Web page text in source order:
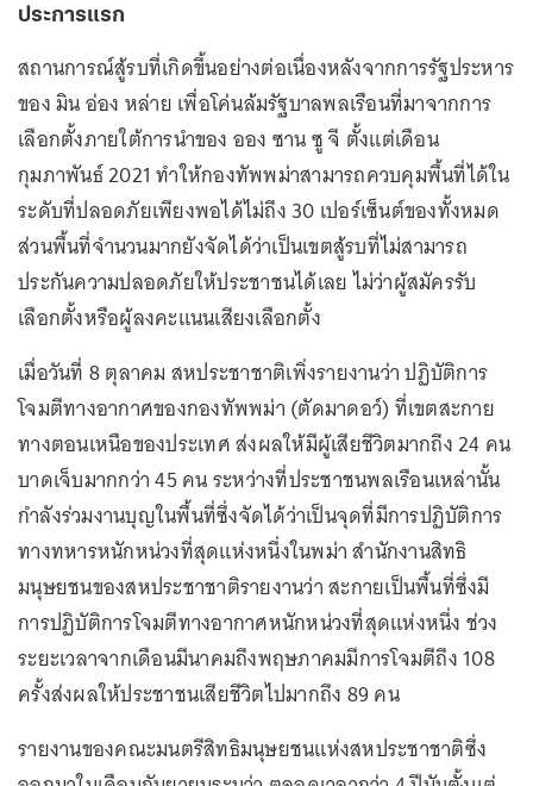
ประการแรก
สถานการณ์สู้รบที่เกิดขึ้นอย่างต่อเนื่องหลังจากการรัฐประหาร
ของ มิน อ่อง หล่าย เพื่อโค่นล้มรัฐบาลพลเรือนที่มาจากการ
เลือกตั้งภายใต้การนำของ ออง ซาน ซู จี ตั้งแต่เดือน
กุมภาพันธ์ 2021 ทำให้กองทัพพม่าสามารถควบคุมพื้นที่ได้ใน
ระดับที่ปลอดภัยเพียงพอได้ไม่ถึง 30 เปอร์เซ็นต์ของทั้งหมด
ส่วนพื้นที่จำนวนมากยังจัดได้ว่าเป็นเขตสู้รบที่ไม่สามารถ
ประกันความปลอดภัยให้ประชาชนได้เลย ไม่ว่าผู้สมัครรับ
เลือกตั้งหรือผู้ลงคะแนนเสียงเลือกตั้ง
เมื่อวันที่ 8 ตุลาคม สหประชาชาติเพิ่งรายงานว่า ปฏิบัติการ
โจมตีทางอากาศของกองทัพพม่า (ตัดมาดอว์) ที่เขตสะกาย
ทางตอนเหนือของประเทศ ส่งผลให้มีผู้เสียชีวิตมากถึง 24 คน
บาดเจ็บมากกว่า 45 คน ระหว่างที่ประชาชนพลเรือนเหล่านั้น
กำลังร่วมงานบุญในพื้นที่ซึ่งจัดได้ว่าเป็นจุดที่มีการปฏิบัติการ
ทางทหารหนักหน่วงที่สุดแห่งหนึ่งในพม่า สำนักงานสิทธิ
มนุษยชนของสหประชาชาติรายงานว่า สะกายเป็นพื้นที่ซึ่งมี
การปฏิบัติการโจมตีทางอากาศหนักหน่วงที่สุดแห่งหนึ่ง ช่วง
ระยะเวลาจากเดือนมีนาคมถึงพฤษภาคมมีการโจมตีถึง 108
ครั้งส่งผลให้ประชาชนเสียชีวิตไปมากถึง 89 คน
รายงานของคณะมนตรีสิทธิมนุษยชนแห่งสหประชาชาติซึ่ง